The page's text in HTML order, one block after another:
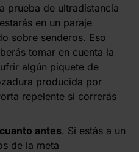
prueba de ultradistancia
en un paraje
sobre senderos. Eso
tomar en cuenta la
algún piquete de
producida por
repelente si correrás
antes. Si estás a un
de la meta